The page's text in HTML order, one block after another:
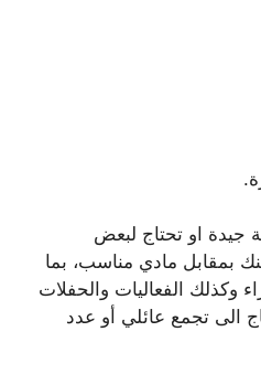
جيدة او تحتاج لبعض
بمقابل مادي مناسب، بما
وكذلك الفعاليات والحفلات
الى تجمع عائلي أو عدد